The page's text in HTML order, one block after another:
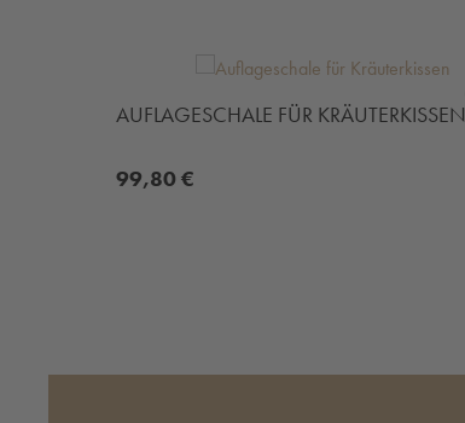
AUFLAGESCHALE FÜR KRÄUTERKISSEN
99,80 €